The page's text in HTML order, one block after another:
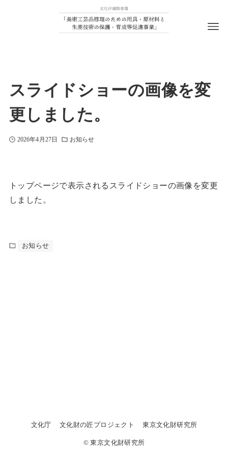
スライドショーの画像を変
更しました。
2026年4月27日 お知らせ
トップページで表示されるスライドショーの画像を変更
しました。
お知らせ
文化庁 文化財の匠プロジェクト 東京文化財研究所
© 東京文化財研究所